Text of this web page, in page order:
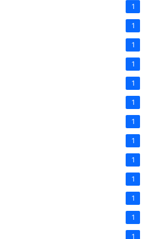
1
1
1
1
1
1
1
1
1
1
1
1
1